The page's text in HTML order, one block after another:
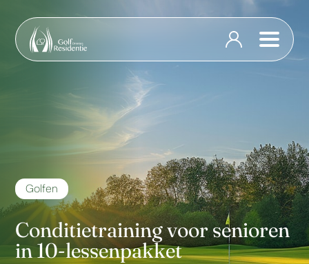
Golfen
Conditietraining voor senioren
in 10-lessenpakket